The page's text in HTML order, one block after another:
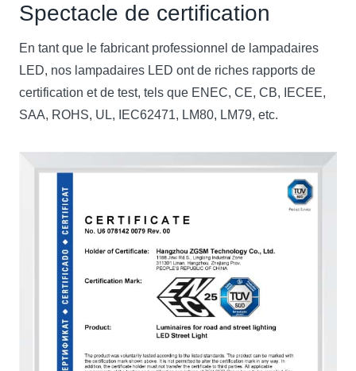
Spectacle de certification
En tant que le fabricant professionnel de lampadaires
LED, nos lampadaires LED ont de riches rapports de
certification et de test, tels que ENEC, CE, CB, IECEE,
SAA, ROHS, UL, IEC62471, LM80, LM79, etc.